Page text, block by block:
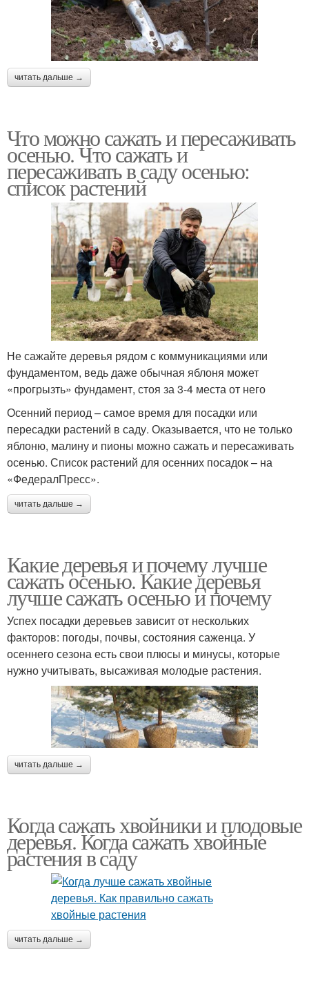
читать дальше →
Что можно сажать и пересаживать
осенью. Что сажать и
пересаживать в саду осенью:
список растений
Не сажайте деревья рядом с коммуникациями или
фундаментом, ведь даже обычная яблоня может
«прогрызть» фундамент, стоя за 3-4 места от него
Осенний период – самое время для посадки или
пересадки растений в саду. Оказывается, что не только
яблоню, малину и пионы можно сажать и пересаживать
осенью. Список растений для осенних посадок – на
«ФедералПресс».
читать дальше →
Какие деревья и почему лучше
сажать осенью. Какие деревья
лучше сажать осенью и почему
Успех посадки деревьев зависит от нескольких
факторов: погоды, почвы, состояния саженца. У
осеннего сезона есть свои плюсы и минусы, которые
нужно учитывать, высаживая молодые растения.
читать дальше →
Когда сажать хвойники и плодовые
деревья. Когда сажать хвойные
растения в саду
читать дальше →